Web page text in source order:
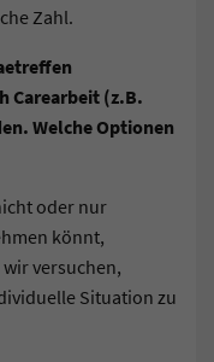
Zahl.
Carearbeit (z.B.
Welche Optionen
oder nur
könnt,
versuchen,
Situation zu